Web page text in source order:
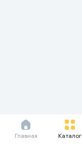
Главная Каталог